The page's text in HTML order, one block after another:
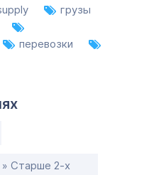
грузы
перевозки
» Старше 2-х